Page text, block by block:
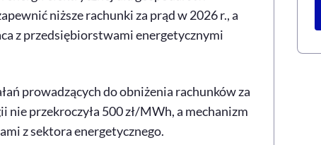
niższe rachunki za prąd w 2026 r., a
z przedsiębiorstwami energetycznymi
prowadzących do obniżenia rachunków za
nie przekroczyła 500 zł/MWh, a mechanizm
z sektora energetycznego.